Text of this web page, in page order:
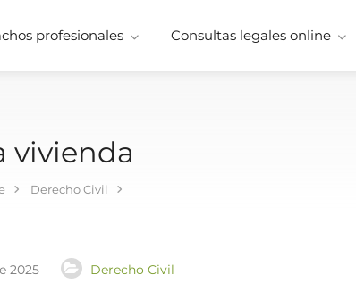
profesionales Consultas legales online
vivienda
Derecho Civil
2025 Derecho Civil